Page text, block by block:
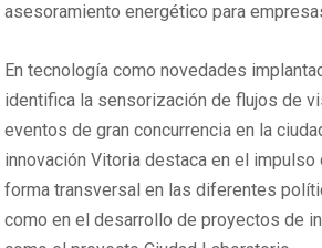
asesoramiento energético para
En tecnología como novedades
identifica la sensorización de flujos de
eventos de gran concurrencia en la
innovación Vitoria destaca en el impulso
forma transversal en las diferentes
como en el desarrollo de proyectos de